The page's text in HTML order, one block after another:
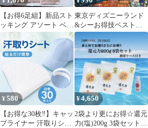
【お得6足組】新品スト
ッキング アソート ベー
ジュ系グラデーション
レディース
東京ディズニーランド
&シーお得技ベストセ
レクション 2026-27＆
パンフレット
¥580
【お得な30枚‼】キャッ
プライナー 汗取りシー
¥4,650
2袋より更にお得☆還元
力(塩)200g 3袋セット